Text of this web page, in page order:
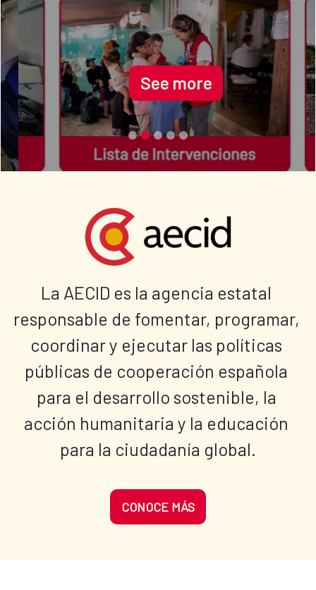
See more
La AECID es la agencia estatal
responsable de fomentar, programar,
coordinar y ejecutar las políticas
públicas de cooperación española
para el desarrollo sostenible, la
acción humanitaria y la educación
para la ciudadanía global.
CONOCE MÁS